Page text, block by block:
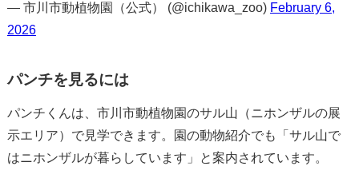
— 市川市動植物園（公式） (@ichikawa_zoo) February 6,
2026
パンチを見るには
パンチくんは、市川市動植物園のサル山（ニホンザルの展
示エリア）で見学できます。園の動物紹介でも「サル山で
はニホンザルが暮らしています」と案内されています。